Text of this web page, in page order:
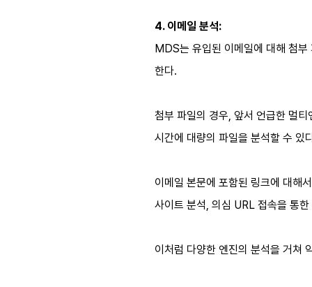
4. 이메일 분석:
MDS는 유입된 이메일에 대해 첨부
한다.
첨부 파일의 경우, 앞서 언급한 멀
시간에 대량의 파일을 분석할 수 있
이메일 본문에 포함된 링크에 대해
사이트 분석, 의심 URL 접속을 통
이처럼 다양한 엔진의 분석을 거쳐